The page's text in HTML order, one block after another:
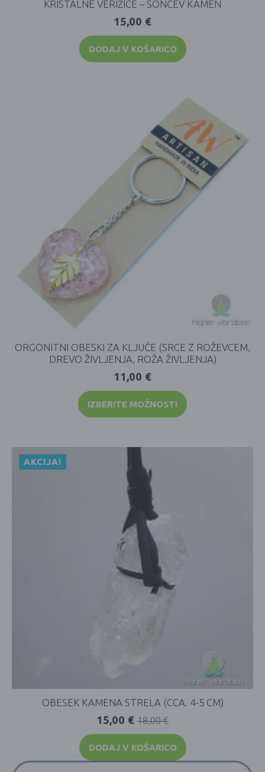
KRISTALNE VERIŽICE – SONČEV KAMEN
15,00 €
DODAJ V KOŠARICO
ORGONITNI OBESKI ZA KLJUČE (SRCE Z ROŽEVCEM,
DREVO ŽIVLJENJA, ROŽA ŽIVLJENJA)
11,00 €
IZBERITE MOŽNOSTI
AKCIJA!
OBESEK KAMENA STRELA (CCA. 4-5 CM)
18,00€
15,00 €
DODAJ V KOŠARICO